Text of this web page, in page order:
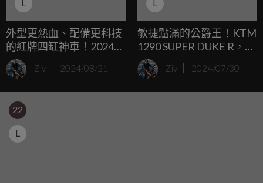
L
外型更熱血、配備更科技
的紅牌四缸神車！2024
Honda CBR650R 試乘體
驗
Ziv 2024/08/21
L
敏捷點滿的公爵王！KTM
1290 SUPER DUKE R，不
科學的輕盈感！
Ziv 2024/07/30
22
L